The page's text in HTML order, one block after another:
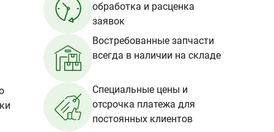
обработка и расценка
заявок
Востребованные запчасти
всегда в наличии на складе
Специальные цены и
отсрочка платежа для
постоянных клиентов